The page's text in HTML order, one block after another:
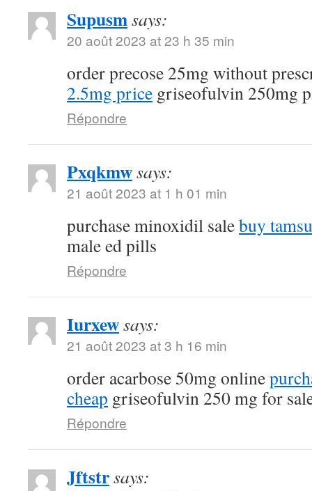
Supusmsays:
20 août 2023 at 23 h 35 min
order precose 25mg without
2.5mg price griseofulvin 250mg
Répondre
Pxqkmwsays:
21 août 2023 at 1 h 01 min
purchase minoxidil salebuy
male ed pills
Répondre
Iurxewsays:
21 août 2023 at 3 h 16 min
order acarbose 50mg online
cheap griseofulvin 250 mg for
Répondre
Jftstrsays: